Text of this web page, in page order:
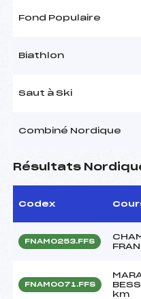
Fond Populaire
Biathlon
Saut à Ski
Combiné Nordique
Résultats
Codex
FNAM0253.FFS
FNAM0071.FFS
km